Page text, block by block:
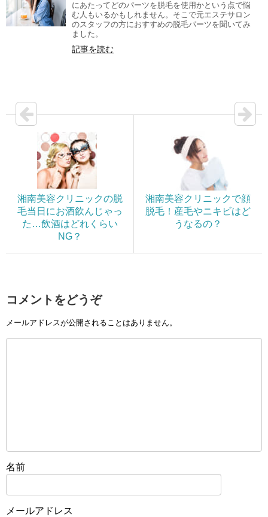
にあたってどのパーツを脱毛を使用かという点で悩
む人もいるかもしれません。そこで元エステサロン
のスタッフの方におすすめの脱毛パーツを聞いてみ
ました。
記事を読む
湘南美容クリニックの脱
毛当日にお酒飲んじゃっ
た…飲酒はどれくらい
NG？
湘南美容クリニックで顔
脱毛！産毛やニキビはど
うなるの？
コメントをどうぞ
メールアドレスが公開されることはありません。
名前
メールアドレス